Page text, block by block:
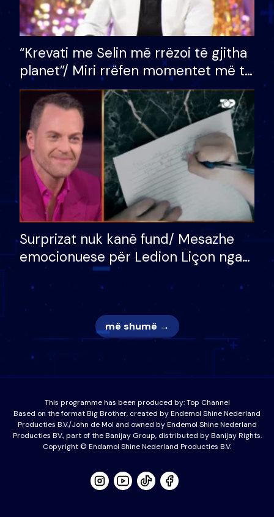
“Krevati me Selin më rrëzoi të gjitha
planet”/ Miri rrëfen momentet më të
bukura në shtëpinë e BB VIP: Do më
mungojë zilja e mëngjesit kur…
Surprizat nuk kanë fund/ Mesazhe
emocionuese për Ledion Liçon nga
nëna dhe fëmijët e tij, moderatori
nuk i mban dot lotët: Nuk meritoj…
më shumë →
This programme has been produced by:Top Channel
Based on the format Big Brother, created by Endemol Shine Nederland
Producties B.V./John de Mol and owned by Endemol Shine Nederland
Producties BV., part of the Banijay Group, distributed by Banijay Rights.
Copyright © Endamol Shine Nederland Producties B.V.